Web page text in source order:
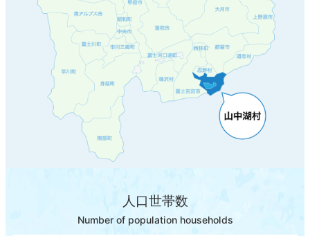
人口世帯数
Number of population households